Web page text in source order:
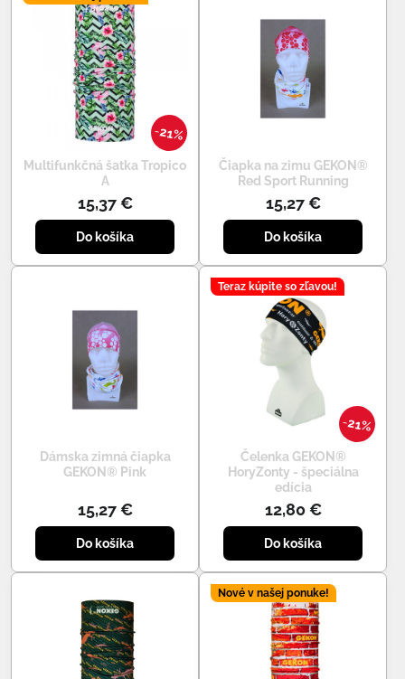
21%
Multifunkčná šatka Tropico
A
15,37 €
Do košíka
Čiapka na zimu GEKON®
Red Sport Running
15,27 €
Do košíka
Dámska zimná čiapka
GEKON® Pink
15,27 €
Do košíka
21%
Teraz kúpite so zľavou!
Čelenka GEKON®
HoryZonty - špeciálna
edícia
12,80 €
Do košíka
Nové v našej ponuke!